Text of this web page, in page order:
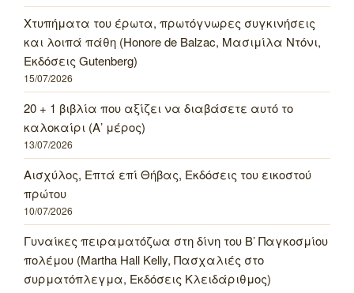
Χτυπήματα του έρωτα, πρωτόγνωρες συγκινήσεις
και λοιπά πάθη (Honore de Balzac, Μασιμίλα Ντόνι,
Εκδόσεις Gutenberg)
15/07/2026
20 + 1 βιβλία που αξίζει να διαβάσετε αυτό το
καλοκαίρι (Α’ μέρος)
13/07/2026
Αισχύλος, Επτά επί Θήβας, Εκδόσεις του εικοστού
πρώτου
10/07/2026
Γυναίκες πειραματόζωα στη δίνη του Β’ Παγκοσμίου
πολέμου (Martha Hall Kelly, Πασχαλιές στο
συρματόπλεγμα, Εκδόσεις Κλειδάριθμος)